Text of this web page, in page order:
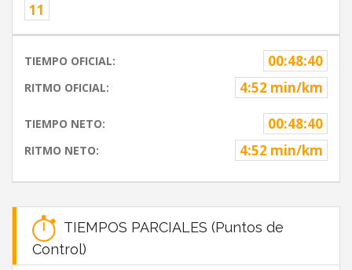
11
TIEMPO OFICIAL: 00:48:40
RITMO OFICIAL: 4:52 min/km
TIEMPO NETO: 00:48:40
RITMO NETO: 4:52 min/km
TIEMPOS PARCIALES (Puntos de
Control)